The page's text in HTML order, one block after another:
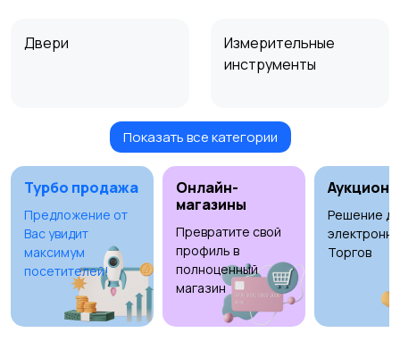
Двери
Измерительные
инструменты
Отопление и
вентиляция
Потолки Ручные инструменты
Показать все категории
Турбо продажа
Предложение от
Вас увидит
максимум
посетителей!
Онлайн-
магазины
Превратите свой
профиль в
полноценный
магазин
Аукционы
Решение
Торгов